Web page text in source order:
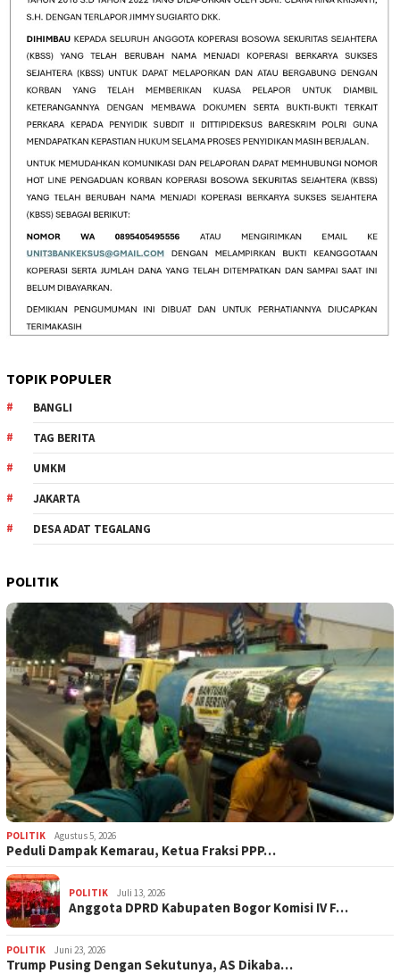
TOPIK POPULER
BANGLI
TAG BERITA
UMKM
JAKARTA
DESA ADAT TEGALANG
POLITIK
POLITIK Agustus 5, 2026
‎Peduli Dampak Kemarau, Ketua Fraksi PPP…
POLITIK Juli 13, 2026
Anggota DPRD Kabupaten Bogor Komisi IV F…
POLITIK Juni 23, 2026
Trump Pusing Dengan Sekutunya, AS Dikaba…